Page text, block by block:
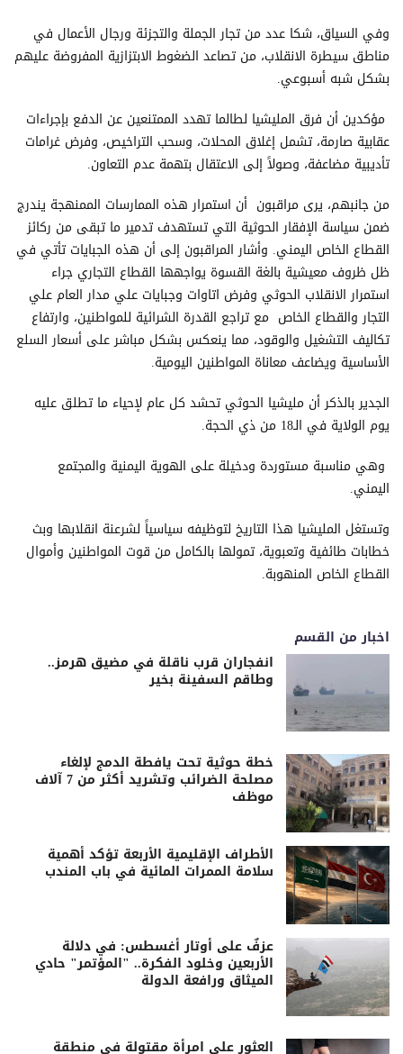
وفي السياق، شكا عدد من تجار الجملة والتجزئة ورجال الأعمال في
مناطق سيطرة الانقلاب، من تصاعد الضغوط الابتزازية المفروضة عليهم
بشكل شبه أسبوعي.
مؤكدين أن فرق المليشيا لطالما تهدد الممتنعين عن الدفع بإجراءات
عقابية صارمة، تشمل إغلاق المحلات، وسحب التراخيص، وفرض غرامات
تأديبية مضاعفة، وصولاً إلى الاعتقال بتهمة عدم التعاون.
من جانبهم، يرى مراقبون أن استمرار هذه الممارسات الممنهجة يندرج
ضمن سياسة الإفقار الحوثية التي تستهدف تدمير ما تبقى من ركائز
القطاع الخاص اليمني. وأشار المراقبون إلى أن هذه الجبايات تأتي في
ظل ظروف معيشية بالغة القسوة يواجهها القطاع التجاري جراء
استمرار الانقلاب الحوثي وفرض اتاوات وجبايات علي مدار العام علي
التجار والقطاع الخاص مع تراجع القدرة الشرائية للمواطنين، وارتفاع
تكاليف التشغيل والوقود، مما ينعكس بشكل مباشر على أسعار السلع
الأساسية ويضاعف معاناة المواطنين اليومية.
الجدير بالذكر أن مليشيا الحوثي تحشد كل عام لإحياء ما تطلق عليه
يوم الولاية في الـ18 من ذي الحجة.
وهي مناسبة مستوردة ودخيلة على الهوية اليمنية والمجتمع
اليمني.
وتستغل المليشيا هذا التاريخ لتوظيفه سياسياً لشرعنة انقلابها وبث
خطابات طائفية وتعبوية، تمولها بالكامل من قوت المواطنين وأموال
القطاع الخاص المنهوبة.
اخبار من القسم
انفجاران قرب ناقلة في مضيق هرمز..
وطاقم السفينة بخير
خطة حوثية تحت يافطة الدمج لإلغاء
مصلحة الضرائب وتشريد أكثر من 7 آلاف
موظف
الأطراف الإقليمية الأربعة تؤكد أهمية
سلامة الممرات المائية في باب المندب
عزفٌ على أوتار أغسطس: في دلالة
الأربعين وخلود الفكرة.. "المؤتمر" حادي
الميثاق ورافعة الدولة
العثور على امرأة مقتولة في منطقة